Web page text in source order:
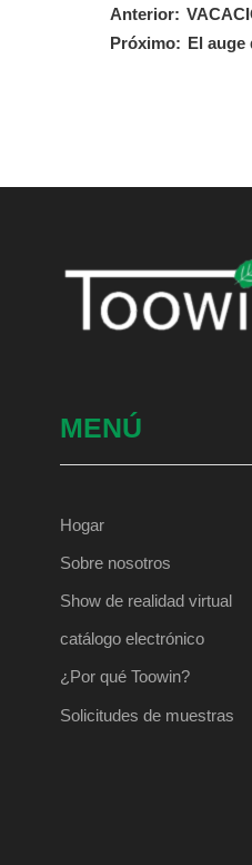
Anterior:
Próximo:
El
MENÚ
Hogar
Sobre nosotros
Show de realidad virtual
catálogo electrónico
¿Por qué Toowin?
Solicitudes de muestras